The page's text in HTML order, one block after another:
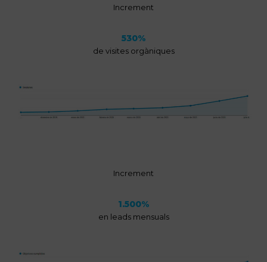
Increment
530530
%
de visites orgàniques
Increment
1.5001500
%
en leads mensuals